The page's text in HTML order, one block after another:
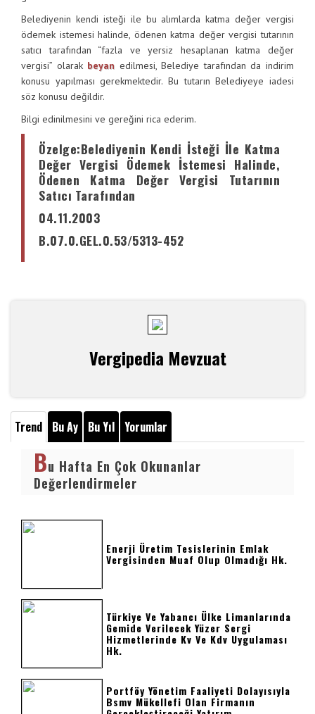
Belediyenin kendi isteği ile bu alımlarda katma değer vergisi
ödemek istemesi halinde, ödenen katma değer vergisi tutarının
satıcı tarafından “fazla ve yersiz hesaplanan katma değer
vergisi” olarak beyan edilmesi, Belediye tarafından da indirim
konusu yapılması gerekmektedir. Bu tutarın Belediyeye iadesi
söz konusu değildir.
Bilgi edinilmesini ve gereğini rica ederim.
Özelge:Belediyenin Kendi İsteği İle Katma
Değer Vergisi Ödemek İstemesi Halinde,
Ödenen Katma Değer Vergisi Tutarının
Satıcı Tarafından
04.11.2003
B.07.0.GEL.0.53/5313-452
Vergipedia Mevzuat
Trend Bu Ay Bu Yıl Yorumlar
Bu Hafta En Çok Okunanlar
Değerlendirmeler
Enerji Üretim Tesislerinin Emlak
Vergisinden Muaf Olup Olmadığı Hk.
Türkiye Ve Yabancı Ülke Limanlarında
Gemide Verilecek Yüzer Sergi
Hizmetlerinde Kv Ve Kdv Uygulaması
Hk.
Portföy Yönetim Faaliyeti Dolayısıyla
Bsmv Mükellefi Olan Firmanın